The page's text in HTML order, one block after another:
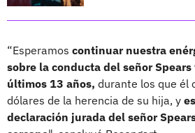
“Esperamos continuar nuestra
sobre la conducta del señor
últimos 13 años, durante los que él
dólares de la herencia de su hija, y
declaración jurada del señor